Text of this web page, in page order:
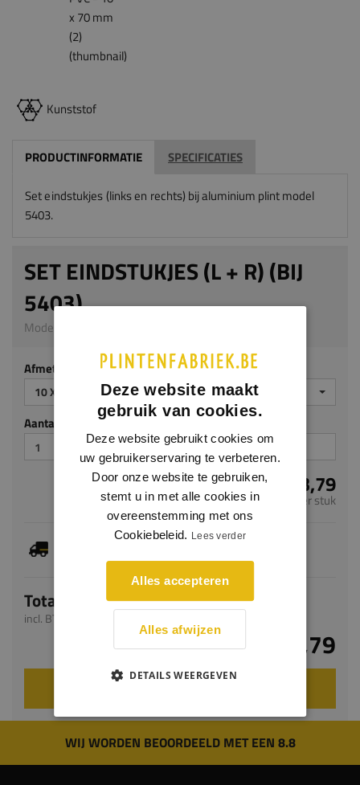
Kunststof
PRODUCTINFORMATIE SPECIFICATIES
Set eindstukjes (links en rechts) bij aluminium plint model
5403.
SET EINDSTUKJES (L + R) (BIJ
5403)
Model 5563 | 10 x 70 mm | PVC
Afmeting
10 X 70 MM
Aantal stuks
€ 3,79
per stuk
Je hebt gekozen voor maatwerk, de verwachte
Totaal
incl. BTW
€ 3,79
VOEG TOE AAN WINKELWAGEN
WIJ WORDEN BEOORDEELD MET EEN 8.8
Deze website maakt
gebruik van cookies.
Deze website gebruikt cookies om
uw gebruikerservaring te verbeteren.
Door onze website te gebruiken,
stemt u in met alle cookies in
overeenstemming met ons
Cookiebeleid. Lees verder
Alles accepteren
Alles afwijzen
DETAILS WEERGEVEN